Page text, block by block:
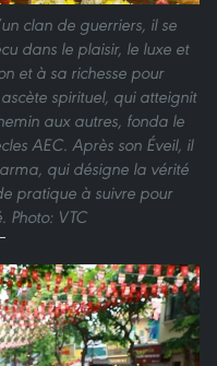
clan de guerriers, il se
dans le plaisir, le luxe et
et à sa richesse pour
spirituel, qui atteignit
aux autres, fonda le
AEC. Après son Éveil, il
qui désigne la vérité
pratique à suivre pour
Photo: VTC